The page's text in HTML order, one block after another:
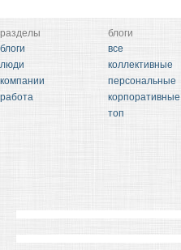
разделы
блоги
люди
компании
работа
блоги
все
коллективные
персональные
корпоративные
топ